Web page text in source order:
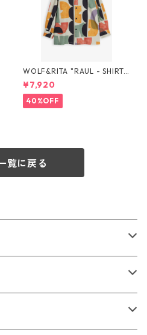
WOLF&RITA "RAUL - SHIRT"
GEOMETRIE 4-10y
¥7,920
40%OFF
覧に戻る